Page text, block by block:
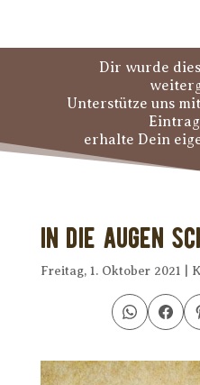
Dir wurde
Unterstütze uns
erhalte Dein
In die Augen
Freitag, 1. Oktober 2021